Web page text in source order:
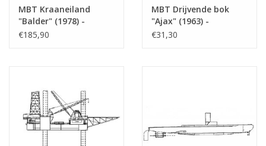
MBT Kraaneiland
"Balder" (1978) -
Heerema -
€185,90
MBT Drijvende bok
"Ajax" (1963) -
Kraayeveld's
€31,30